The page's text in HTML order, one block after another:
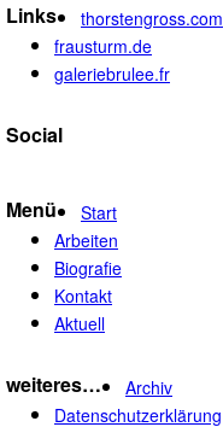
Links
thorstengross.com
frausturm.de
galeriebrulee.fr
Social
Menü
Start
Arbeiten
Biografie
Kontakt
Aktuell
weiteres…
Archiv
Datenschutzerklärung